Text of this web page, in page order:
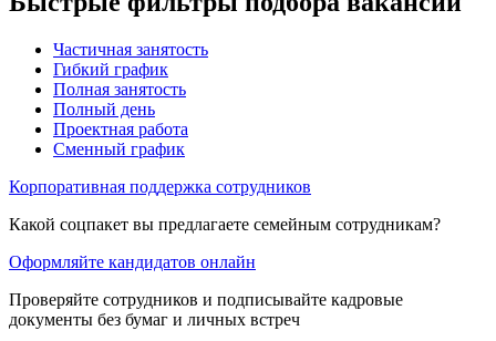
Частичная занятость
Гибкий график
Полная занятость
Полный день
Проектная работа
Сменный график
Корпоративная поддержка сотрудников
Какой соцпакет вы предлагаете семейным сотрудникам?
Оформляйте кандидатов онлайн
Проверяйте сотрудников и подписывайте кадровые
документы без бумаг и личных встреч